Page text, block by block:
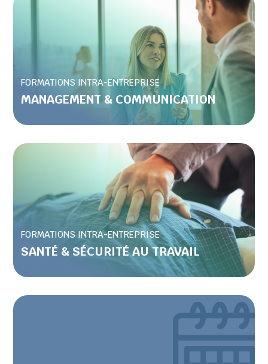
FORMATIONS INTRA-ENTREPRISE
MANAGEMENT & COMMUNICATION
FORMATIONS INTRA-ENTREPRISE
SANTÉ & SÉCURITÉ AU TRAVAIL